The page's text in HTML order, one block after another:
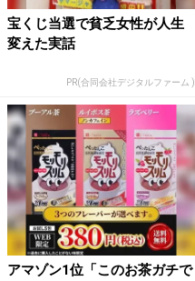
宝くじ当選で貧乏女性が人生
変えた実話
PR(合同会社デジタルファーム )
アマゾン1位「このお茶ガチで